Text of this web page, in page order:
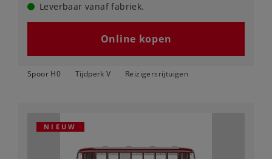
Leverbaar vanaf fabriek.
Online kopen
Spoor H0 Tijdperk V Reizigersrijtuigen
NIEUW